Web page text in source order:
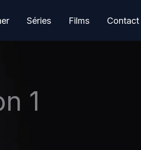
Séries Films Contact
1